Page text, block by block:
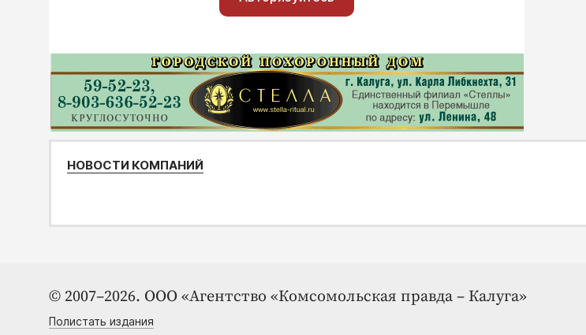
НОВОСТИ КОМПАНИЙ
© 2007–2026. ООО «Агентство «Комсомольская правда – Калуга»
Полистать издания